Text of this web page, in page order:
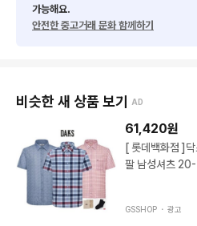
가능해요.
안전한 중고거래 문화 함께하기
비슷한 새 상품 보기 AD
61,420원
[ 롯데백화점 ]
팔 남성셔츠
GSSHOP ・ 광고